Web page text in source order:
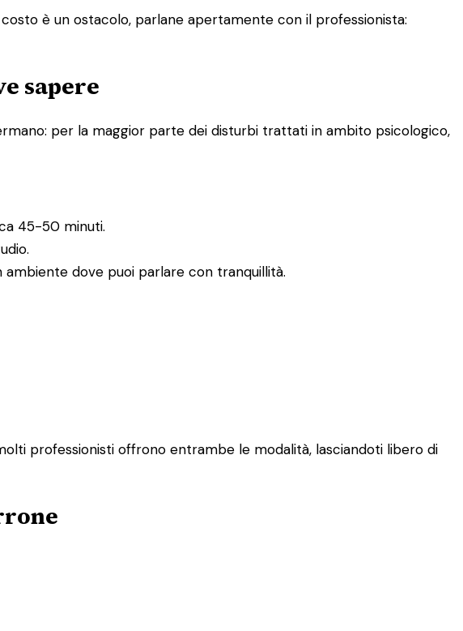
è un ostacolo, parlane apertamente con il professionista:
sapere
per la maggior parte dei disturbi trattati in ambito psicologico,
45-50 minuti.
dove puoi parlare con tranquillità.
professionisti offrono entrambe le modalità, lasciandoti libero di